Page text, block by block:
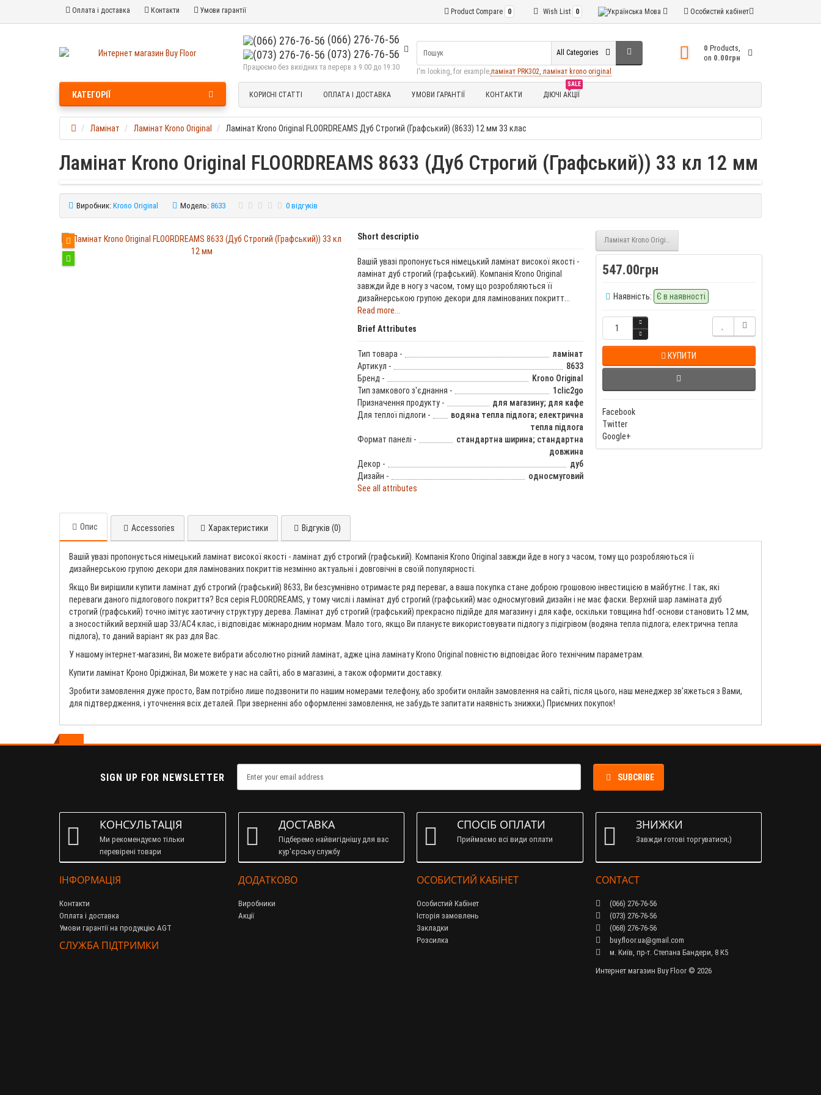
Оплата і доставка Контакти Умови гарантії Особистий кабінет
Мова
Wish List 0
Product Compare 0
(066) 276-76-56
(073) 276-76-56
Працюємо без вихідних та перерв з 9:00 до 19:30
0 Products,
on 0.00грн
All Categories
I'm looking, for example, ламінат PRK302, ламінат krono original
КАТЕГОРІЇ КОРИСНІ СТАТТІ ОПЛАТА І ДОСТАВКА УМОВИ ГАРАНТІЇ КОНТАКТИ
SALE
ДІЮЧІ АКЦІЇ
Ламінат Ламінат Krono Original Ламінат Krono Original FLOORDREAMS Дуб Строгий (Графський) (8633) 12 мм 33 клас
Ламінат Krono Original FLOORDREAMS 8633 (Дуб Строгий (Графський)) 33 кл 12 мм
Виробник: Krono Original Модель: 8633 0 відгуків
Short descriptio
Вашій увазі пропонується німецький ламінат високої якості -
ламінат дуб строгий (графський). Компанія Krono Original
завжди йде в ногу з часом, тому що розробляються її
дизайнерською групою декори для ламінованих покритт...
Read more...
Brief Attributes
Тип товара -
ламінат
Артикул -
8633
Бренд -
Krono Original
Тип замкового з'єднання -
1clic2go
Призначення продукту -
для магазину; для кафе
Для теплої підлоги -
водяна тепла підлога; електрична
тепла підлога
Формат панелі -
стандартна ширина; стандартна
довжина
Декор -
дуб
Дизайн -
односмуговий
See all attributes
Ламінат Krono Original VINTAGE classic Каштан Античний (5535) 10
547.00грн
Наявність: Є в наявності
КУПИТИ
Facebook
Twitter
Google+
Опис Accessories Характеристики Відгуків (0)
Вашій увазі пропонується німецький ламінат високої якості - ламінат дуб строгий (графський). Компанія Krono Original завжди йде в ногу з часом, тому що розробляються її
дизайнерською групою декори для ламінованих покриттів незмінно актуальні і довговічні в своїй популярності.
Якщо Ви вирішили купити ламінат дуб строгий (графський) 8633, Ви безсумнівно отримаєте ряд переваг, а ваша покупка стане доброю грошовою інвестицією в майбутнє. І так, які
переваги даного підлогового покриття? Вся серія FLOORDREAMS, у тому числі і ламінат дуб строгий (графський) має односмуговий дизайн і не має фаски. Верхній шар ламіната дуб
строгий (графський) точно імітує хаотичну структуру дерева. Ламінат дуб строгий (графський) прекрасно підійде для магазину і для кафе, оскільки товщина hdf-основи становить 12 мм,
а зносостійкий верхній шар 33/AC4 клас, і відповідає міжнародним нормам. Мало того, якщо Ви плануєте використовувати підлогу з підігрівом (водяна тепла підлога; електрична тепла
підлога), то даний варіант як раз для Вас.
У нашому інтернет-магазині, Ви можете вибрати абсолютно різний ламінат, адже ціна ламінату Krono Original повністю відповідає його технічним параметрам.
Купити ламінат Кроно Оріджінал, Ви можете у нас на сайті, або в магазині, а також оформити доставку.
Зробити замовлення дуже просто, Вам потрібно лише подзвонити по нашим номерами телефону, або зробити онлайн замовлення на сайті, після цього, наш менеджер зв'яжеться з Вами,
для підтвердження, і уточнення всіх деталей. При зверненні або оформленні замовлення, не забудьте запитати наявність знижки;) Приємних покупок!
SIGN UP FOR NEWSLETTER SUBCRIBE
КОНСУЛЬТАЦІЯ
Ми рекомендуємо тільки
перевірені товари
ДОСТАВКА
Підберемо найвигіднішу для вас
кур'єрську службу
СПОСІБ ОПЛАТИ
Приймаємо всі види оплати
ЗНИЖКИ
Завжди готові торгуватися;)
ІНФОРМАЦІЯ
Контакти
Оплата і доставка
Умови гарантії на продукцію AGT
СЛУЖБА ПІДТРИМКИ
ДОДАТКОВО
Виробники
Акції
ОСОБИСТИЙ КАБІНЕТ
Особистий Кабінет
Історія замовлень
Закладки
Розсилка
CONTACT
(066) 276-76-56
(073) 276-76-56
(068) 276-76-56
buy.floor.ua@gmail.com
м. Київ, пр-т. Степана Бандери, 8 К5
Интернет магазин Buy Floor © 2026